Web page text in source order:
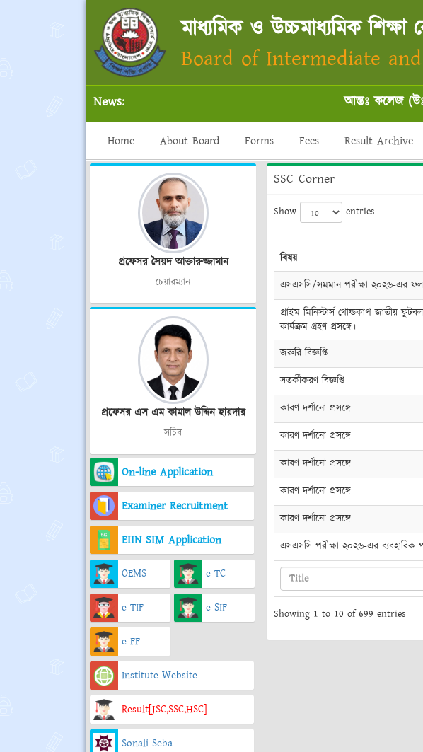
মাধ্যমিক ও উচ্চমাধ্যমিক শিক্ষা
Board of Intermediate
News: আন্তঃ কলেজ (উঃ
Home About Board Forms Fees Result Archive
প্রফেসর সৈয়দ আক্তারুজ্জামান
চেয়ারম্যান
প্রফেসর এস এম কামাল উদ্দিন হায়দার
সচিব
On-line Application
Examiner Recruitment
EIIN SIM Application
OEMS e-TC
e-TIF e-SIF
e-FF
Institute Website
Result[JSC,SSC,HSC]
Sonali Seba
SSC Corner
Show entries
বিষয়
এসএসসি/সমমান পরীক্ষা ২০২৬-এর
প্রাইম মিনিস্টার্স গোল্ডকাপ জাতীয়
কার্যক্রম গ্রহণ প্রসঙ্গে।
জরুরি বিজ্ঞপ্তি
সতর্কীকরণ বিজ্ঞপ্তি
কারণ দর্শানো প্রসঙ্গে
কারণ দর্শানো প্রসঙ্গে
কারণ দর্শানো প্রসঙ্গে
কারণ দর্শানো প্রসঙ্গে
কারণ দর্শানো প্রসঙ্গে
এসএসসি পরীক্ষা ২০২৬-এর ব্যবহারিক
Showing 1 to 10 of 699 entries